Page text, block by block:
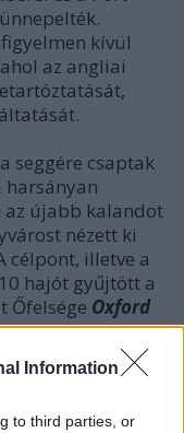
Information
to third parties, or
kívül
az angliai
seggére csaptak
harsányan
újabb kalandot
nézett ki
célpont, illetve a
hajót gyűjtött a
Őfelsége Oxford
kifejezetten
Morgannak
csoda hát, ha